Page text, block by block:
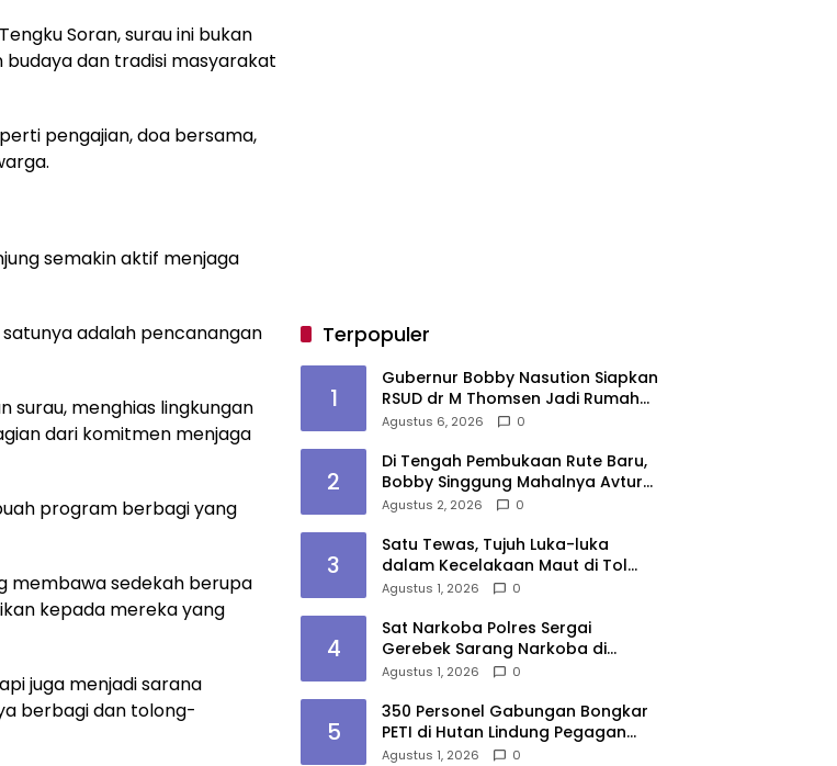
Soran, surau ini bukan
dan tradisi masyarakat
pengajian, doa bersama,
semakin aktif menjaga
adalah pencanangan
surau, menghias lingkungan
dari komitmen menjaga
program berbagi yang
membawa sedekah berupa
kepada mereka yang
juga menjadi sarana
berbagi dan tolong-
Terpopuler
1
Gubernur Bobby Nasution Siapkan
RSUD dr M Thomsen Jadi Rumah
Sakit Regional Kepulauan Nias
Agustus 6, 2026 0
2
Di Tengah Pembukaan Rute Baru,
Bobby Singgung Mahalnya Avtur
Kualanamu
Agustus 2, 2026 0
3
Satu Tewas, Tujuh Luka-luka
dalam Kecelakaan Maut di Tol
Medan–Tebing Tinggi
Agustus 1, 2026 0
4
Sat Narkoba Polres Sergai
Gerebek Sarang Narkoba di
Sungai Buaya, Satu Terduga
Agustus 1, 2026 0
5
350 Personel Gabungan Bongkar
PETI di Hutan Lindung Pegagan
Hilir, 47 Camp dan Puluhan
Agustus 1, 2026 0